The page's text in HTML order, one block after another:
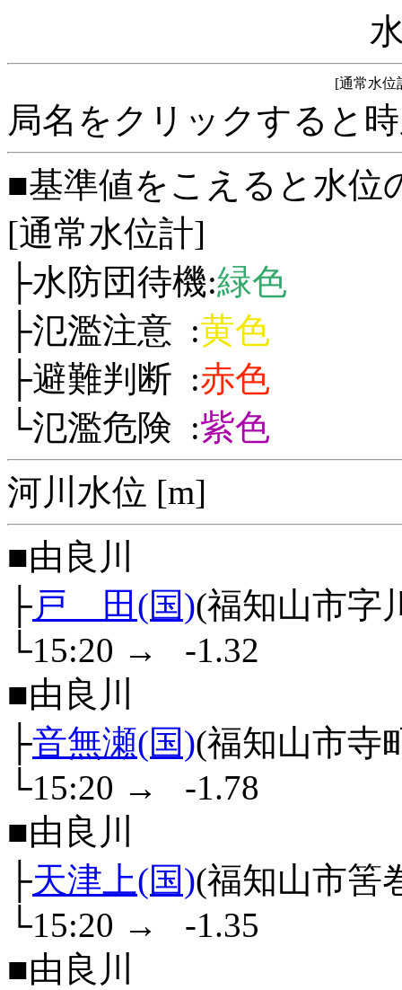
[通常水位
局名をクリックすると
■基準値をこえると水位
[通常水位計]
├水防団待機:緑色
├氾濫注意 :黄色
├避難判断 :赤色
└氾濫危険 :紫色
河川水位 [m]
■由良川
├戸 田(国)(福知山市字
└15:20 →
-1.32
■由良川
├音無瀬(国)(福知山市寺
└15:20 →
-1.78
■由良川
├天津上(国)(福知山市筈
└15:20 →
-1.35
■由良川